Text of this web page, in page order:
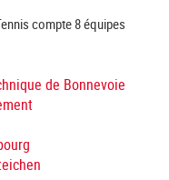
compte 8 équipes
de Bonnevoie